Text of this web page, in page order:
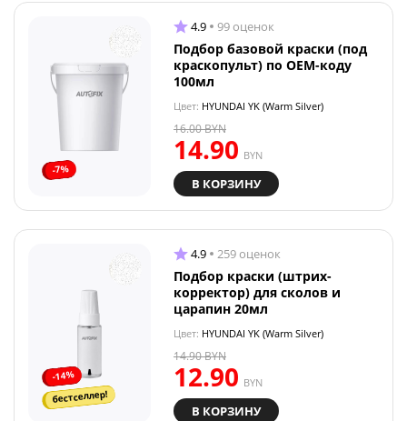
-7%
4.9 99 оценок
Подбор базовой краски (под
краскопульт) по OEM-коду
100мл
Цвет: HYUNDAI YK (Warm Silver)
14.90 BYN
16.00BYN
В КОРЗИНУ
-14%
бестселлер!
4.9 259 оценок
Подбор краски (штрих-
корректор) для сколов и
царапин 20мл
Цвет: HYUNDAI YK (Warm Silver)
12.90 BYN
14.90BYN
В КОРЗИНУ